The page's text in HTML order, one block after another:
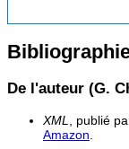
De l'auteur (G.
XML , publié
Amazon